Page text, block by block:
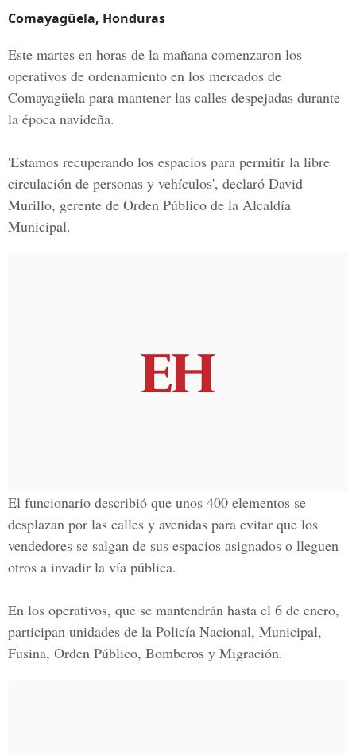
Comayagüela, Honduras
Este martes en horas de la mañana comenzaron los
operativos de ordenamiento en los mercados de
Comayagüela para mantener las calles despejadas durante
la época navideña.
'Estamos recuperando los espacios para permitir la libre
circulación de personas y vehículos', declaró David
Murillo, gerente de Orden Público de la Alcaldía
Municipal.
El funcionario describió que unos 400 elementos se
desplazan por las calles y avenidas para evitar que los
vendedores se salgan de sus espacios asignados o lleguen
otros a invadir la vía pública.
En los operativos, que se mantendrán hasta el 6 de enero,
participan unidades de la Policía Nacional, Municipal,
Fusina, Orden Público, Bomberos y Migración.